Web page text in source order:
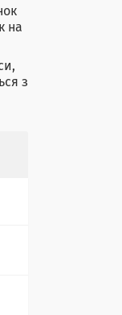
на
з